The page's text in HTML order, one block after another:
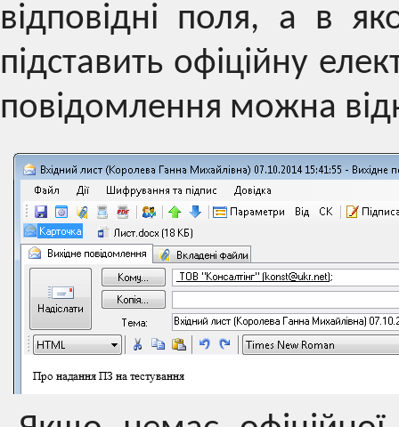
відповідні поля, а в
підставить офіційну
повідомлення можна